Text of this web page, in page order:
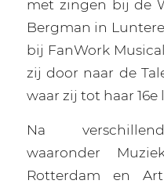
met zingen bij de
Bergman in
bij FanWork
zij door naar de
waar zij tot haar 16e
Na
waaronder
Rotterdam en